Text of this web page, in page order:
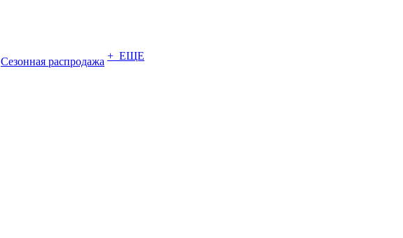
Сезонная распродажа + ЕЩЕ